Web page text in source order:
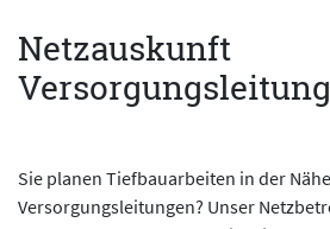
Netzauskunft
Sie planen Tiefbauarbeiten in der
Versorgungsleitungen? Unser